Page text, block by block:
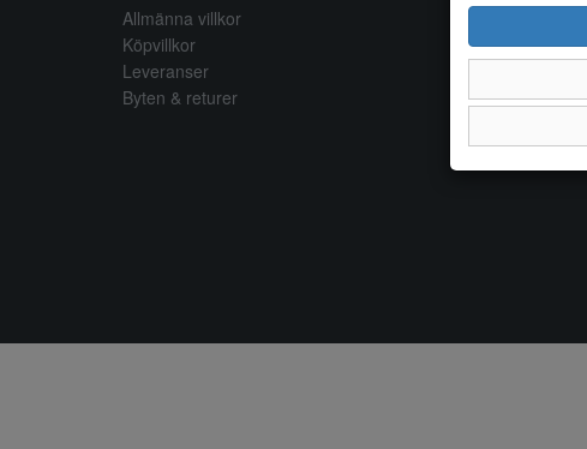
Allmänna villkor
Köpvillkor
Leveranser
Byten & returer